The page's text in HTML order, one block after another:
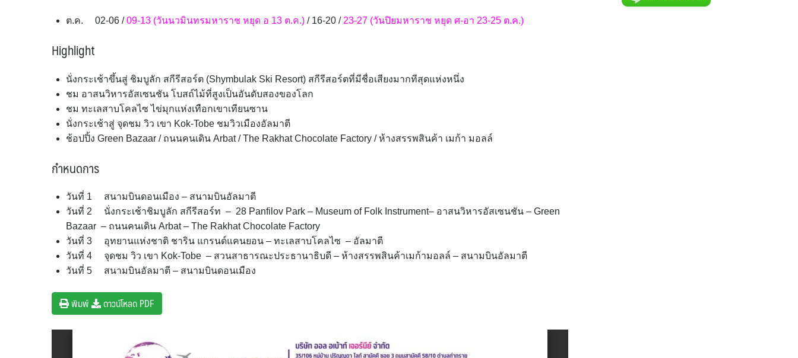
ต.ค. 02-06 /09-13 (วันนวมินทรมหาราช หยุด อ 13 ต.ค.) / 16-20 / 23-27 (วันปิยมหาราช หยุด ศ-อา 23-25 ต.ค.)
Highlight
นั่งกระเช้าขึ้นสู่ ชิมบูลัก สกีรีสอร์ต (Shymbulak Ski Resort) สกีรีสอร์ตที่มีชื่อเสียงมากทีสุดแห่งหนึ่ง
ชม อาสนวิหารอัสเซนชัน โบสถ์ไม้ที่สูงเป็นอันดับสองของโลก
ชม ทะเลสาบโคลไซ ไข่มุกแห่งเทือกเขาเทียนซาน
นั่งกระเช้าสู่ จุดชม วิว เขา Kok-Tobe ชมวิวเมืองอัลมาตี
ช้อปปิ้ง Green Bazaar / ถนนคนเดิน Arbat / The Rakhat Chocolate Factory / ห้างสรรพสินค้า เมก้า มอลล์
กำหนดการ
วันที่ 1 สนามบินดอนเมือง – สนามบินอัลมาตี
วันที่ 2 นั่งกระเช้าชิมบูลัก สกีรีสอร์ท – 28 Panfilov Park – Museum of Folk Instrument– อาสนวิหารอัสเซนชัน – Green
Bazaar – ถนนคนเดิน Arbat – The Rakhat Chocolate Factory
วันที่ 3 อุทยานแห่งชาติ ชาริน แกรนด์แคนยอน – ทะเลสาบโคลไซ – อัลมาตี
วันที่ 4 จุดชม วิว เขา Kok-Tobe – สวนสาธารณะประธานาธิบดี – ห้างสรรพสินค้าเมก้ามอลล์ – สนามบินอัลมาตี
วันที่ 5 สนามบินอัลมาตี – สนามบินดอนเมือง
พิมพ์ ดาวน์โหลด PDF